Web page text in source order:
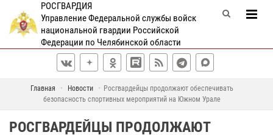
РОСГВАРДИЯ
Управление Федеральной службы войск
национальной гвардии Российской
Федерации по Челябинской области
Главная Новости
Росгвардейцы продолжают обеспечивать
безопасность спортивных мероприятий на Южном Урале
РОСГВАРДЕЙЦЫ ПРОДОЛЖАЮТ